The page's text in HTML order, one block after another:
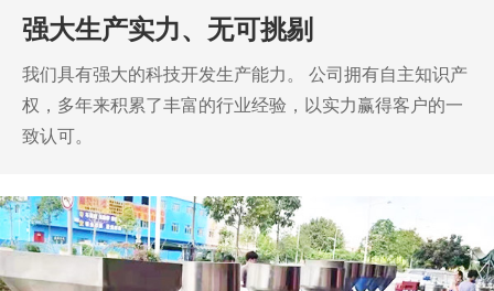
强大生产实力、无可挑剔
我们具有强大的科技开发生产能力。
公司拥有自主知识产
权，多年来积累了丰富的行业经验，以实力赢得客户的一
致认可。